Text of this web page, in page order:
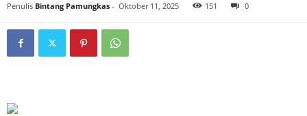
Penulis Bintang Pamungkas - Oktober 11, 2025 151 0